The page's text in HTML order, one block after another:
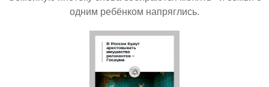
одним ребёнком напряглись.